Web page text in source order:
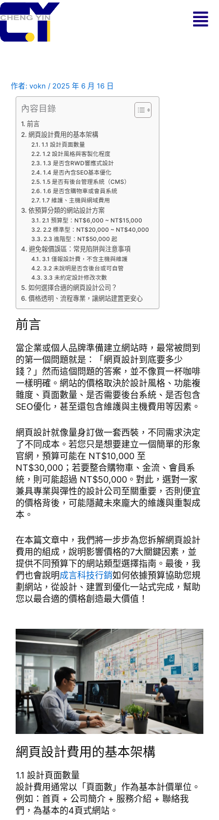
跳
至
主
要
Menu
作者:vokn/ 2025 年 6 月 16 日
內容目錄
前言
網頁設計費用的基本架構
1.1 設計頁面數量
1.2 設計風格與客製化程度
1.3 是否含RWD響應式設計
1.4 是否內含SEO基本優化
1.5 是否有後台管理系統（CMS）
1.6 是否含購物車或會員系統
1.7 維護、主機與網域費用
依預算分類的網站設計方案
2.1 預算型：NT$6,000 ~ NT$15,000
2.2 標準型：NT$20,000 ~ NT$40,000
2.3 進階型：NT$50,000 起
避免報價誤區：常見陷阱與注意事項
3.1 僅報設計費，不含主機與維護
3.2 未說明是否含後台或可自管
3.3 未約定設計修改次數
如何選擇合適的網頁設計公司？
價格透明、流程專業，讓網站建置更安心
前言
當企業或個人品牌準備建立網站時，最常被問到
的第一個問題就是：「網頁設計到底要多少
錢？」然而這個問題的答案，並不像買一杯咖啡
一樣明確。網站的價格取決於設計風格、功能複
雜度、頁面數量、是否需要後台系統、是否包含
SEO優化，甚至還包含維護與主機費用等因素。
網頁設計就像量身訂做一套西裝，不同需求決定
了不同成本。若您只是想要建立一個簡單的形象
官網，預算可能在 NT$10,000 至
NT$30,000；若要整合購物車、金流、會員系
統，則可能超過 NT$50,000。對此，選對一家
兼具專業與彈性的設計公司至關重要，否則便宜
的價格背後，可能隱藏未來龐大的維護與重製成
本。
在本篇文章中，我們將一步步為您拆解網頁設計
費用的組成，說明影響價格的7大關鍵因素，並
提供不同預算下的網站類型選擇指南。最後，我
們也會說明成言科技行銷如何依據預算協助您規
劃網站，從設計、建置到優化一站式完成，幫助
您以最合適的價格創造最大價值！
網頁設計費用的基本架構
1.1 設計頁面數量
設計費用通常以「頁面數」作為基本計價單位。
例如：首頁 + 公司簡介 + 服務介紹 + 聯絡我
們，為基本的4頁式網站。